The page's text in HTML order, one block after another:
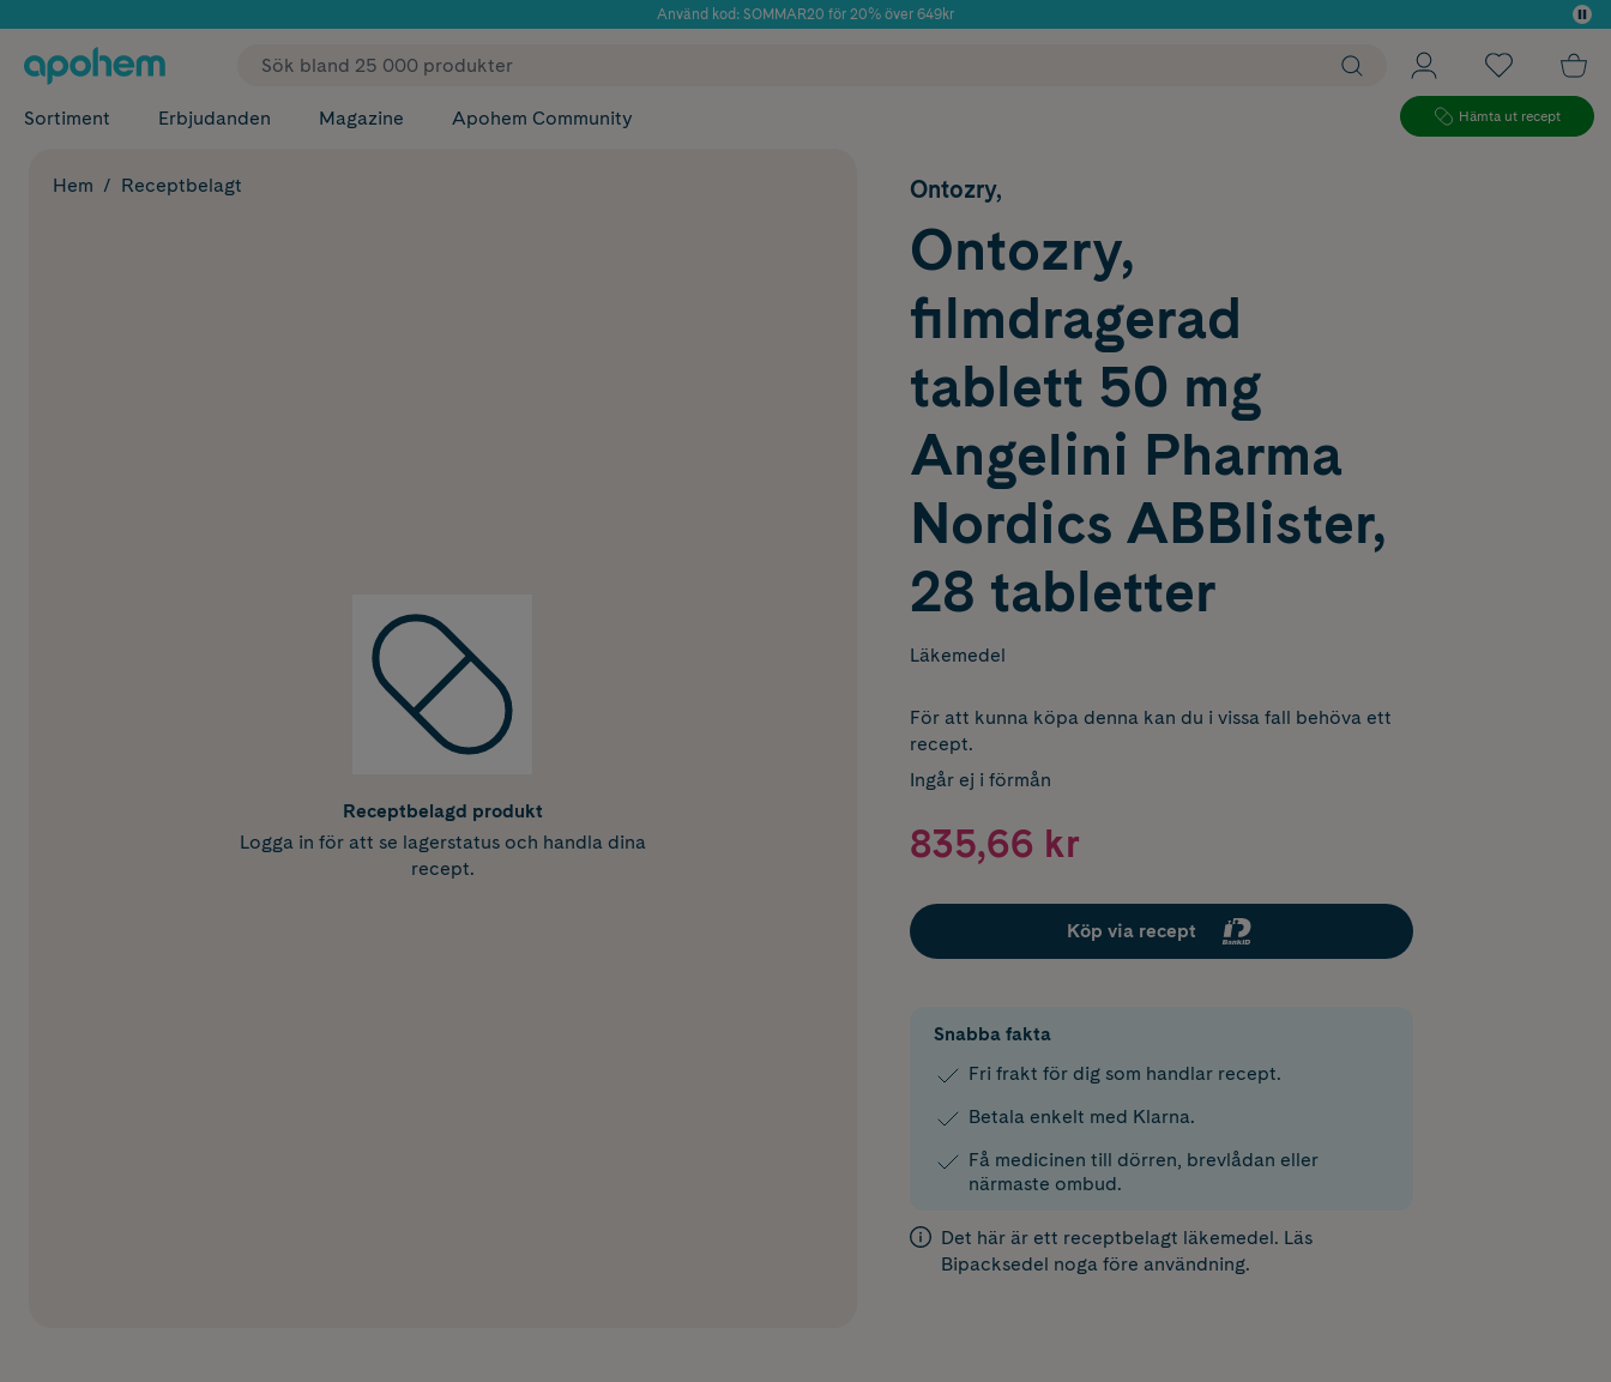
Använd kod: SOMMAR20 för 20% över 649kr
✓ Fri frakt
Sortiment Erbjudanden Magazine Apohem Community Hämta ut recept
Hem Receptbelagt
Receptbelagd produkt
Logga in för att se lagerstatus och handla dina
recept.
Ontozry,
Ontozry,
filmdragerad
tablett 50 mg
Angelini Pharma
Nordics ABBlister,
28 tabletter
Läkemedel
För att kunna köpa denna kan du i vissa fall behöva ett
recept.
Ingår ej i förmån
835,66 kr
Köp via recept
Snabba fakta
Fri frakt för dig som handlar recept.
Betala enkelt med Klarna.
Få medicinen till dörren, brevlådan eller
närmaste ombud.
Det här är ett receptbelagt läkemedel. Läs
Bipacksedel noga före användning.